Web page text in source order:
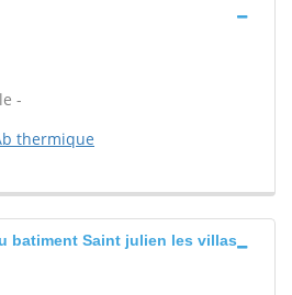
-
thermique
batiment Saint julien les villas